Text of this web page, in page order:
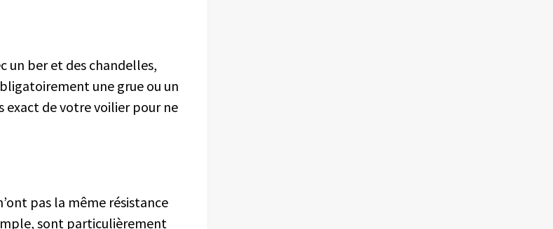
un ber et des chandelles,
une grue ou un
de votre voilier pour ne
pas la même résistance
sont particulièrement